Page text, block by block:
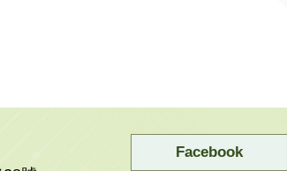
Facebook